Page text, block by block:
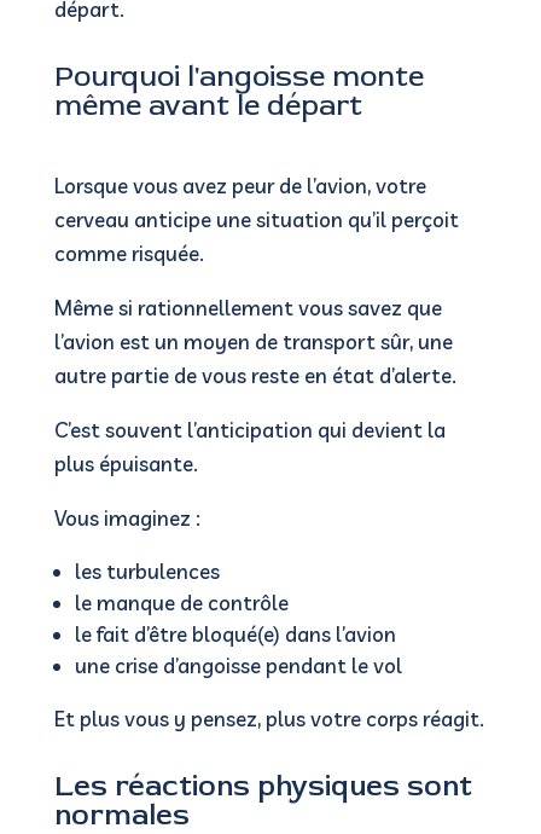
départ.
Pourquoi l'angoisse monte
même avant le départ
Lorsque vous avez peur de l’avion, votre
cerveau anticipe une situation qu’il perçoit
comme risquée.
Même si rationnellement vous savez que
l’avion est un moyen de transport sûr, une
autre partie de vous reste en état d’alerte.
C’est souvent l’anticipation qui devient la
plus épuisante.
Vous imaginez :
les turbulences
le manque de contrôle
le fait d’être bloqué(e) dans l’avion
une crise d’angoisse pendant le vol
Et plus vous y pensez, plus votre corps réagit.
Les réactions physiques sont
normales